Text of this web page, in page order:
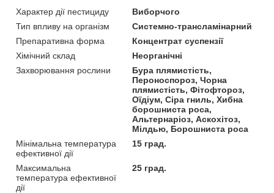
Характер дії пестициду
Виборчого
Тип впливу на організм
Системно-трансламінарний
Препаративна форма
Концентрат суспензії
Хімічний склад
Неорганічні
Захворювання рослини
Бура плямистість,
Пероноспороз, Чорна
плямистість, Фітофтороз,
Оїдіум, Сіра гниль, Хибна
борошниста роса,
Альтернаріоз, Аскохітоз,
Мілдью, Борошниста роса
Мінімальна температура
ефективної дії
15 град.
Максимальна
температура ефективної
дії
25 град.